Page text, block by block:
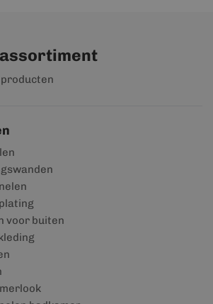
voor buiten